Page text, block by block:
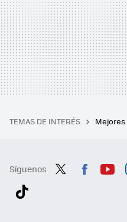
TEMAS DE INTERÉS
Síguenos